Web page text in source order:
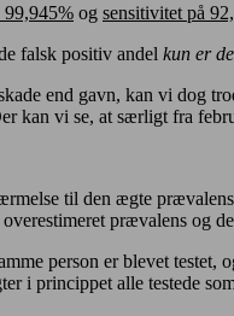
99,945% og sensitivitet på
falsk positiv andel kun er
end gavn, kan vi dog
kan vi se, at særligt fra
til den ægte
prævalens og
person er blevet
i princippet alle testede